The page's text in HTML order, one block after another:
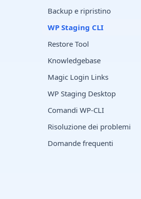
Backup e ripristino
WP Staging CLI
Restore Tool
Knowledgebase
Magic Login Links
WP Staging Desktop
Comandi WP-CLI
Risoluzione dei problemi
Domande frequenti